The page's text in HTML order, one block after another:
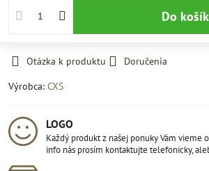
Do
Otázka k produktu
Doručenia
Výrobca: CXS
LOGO
Každý produkt z našej ponuky Vám vieme
info nás prosím kontaktujte telefonicky,